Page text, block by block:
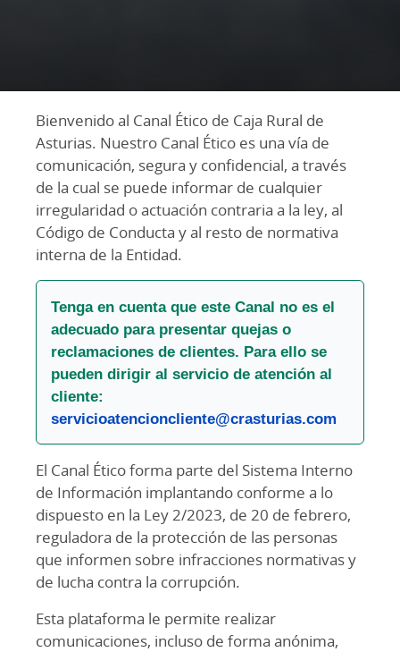
Bienvenido al Canal Ético de Caja Rural de
Asturias. Nuestro Canal Ético es una vía de
comunicación, segura y confidencial, a través
de la cual se puede informar de cualquier
irregularidad o actuación contraria a la ley, al
Código de Conducta y al resto de normativa
interna de la Entidad.
Tenga en cuenta que este Canal no es el
adecuado para presentar quejas o
reclamaciones de clientes. Para ello se
pueden dirigir al servicio de atención al
cliente:
servicioatencioncliente@crasturias.com
El Canal Ético forma parte del Sistema Interno
de Información implantando conforme a lo
dispuesto en la Ley 2/2023, de 20 de febrero,
reguladora de la protección de las personas
que informen sobre infracciones normativas y
de lucha contra la corrupción.
Esta plataforma le permite realizar
comunicaciones, incluso de forma anónima,